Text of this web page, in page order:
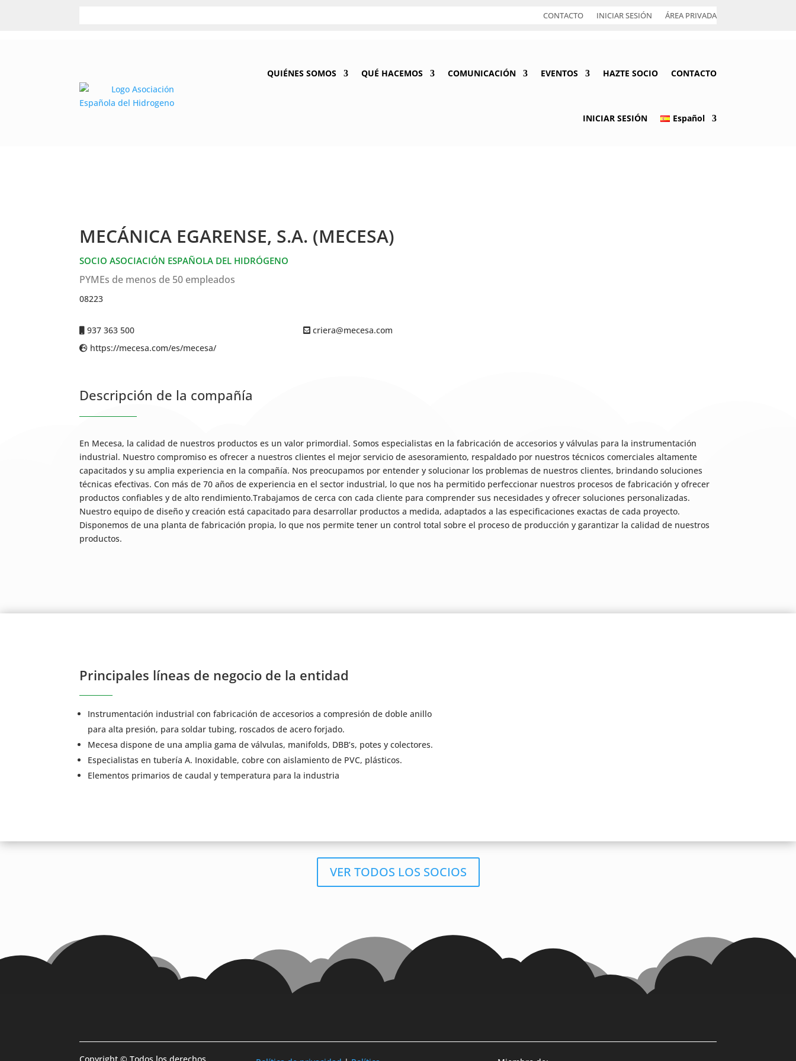
CONTACTO INICIAR SESIÓN ÁREA PRIVADA
QUIÉNES SOMOS QUÉ HACEMOS COMUNICACIÓN EVENTOS HAZTE SOCIO CONTACTO
INICIAR SESIÓN Español
MECÁNICA EGARENSE, S.A. (MECESA)
SOCIO ASOCIACIÓN ESPAÑOLA DEL HIDRÓGENO
PYMEs de menos de 50 empleados
08223
937 363 500
https://mecesa.com/es/mecesa/
criera@mecesa.com
Descripción de la compañía
En Mecesa, la calidad de nuestros productos es un valor primordial. Somos especialistas en la fabricación de accesorios y válvulas para la instrumentación
industrial. Nuestro compromiso es ofrecer a nuestros clientes el mejor servicio de asesoramiento, respaldado por nuestros técnicos comerciales altamente
capacitados y su amplia experiencia en la compañía. Nos preocupamos por entender y solucionar los problemas de nuestros clientes, brindando soluciones
técnicas efectivas. Con más de 70 años de experiencia en el sector industrial, lo que nos ha permitido perfeccionar nuestros procesos de fabricación y ofrecer
productos confiables y de alto rendimiento.Trabajamos de cerca con cada cliente para comprender sus necesidades y ofrecer soluciones personalizadas.
Nuestro equipo de diseño y creación está capacitado para desarrollar productos a medida, adaptados a las especificaciones exactas de cada proyecto.
Disponemos de una planta de fabricación propia, lo que nos permite tener un control total sobre el proceso de producción y garantizar la calidad de nuestros
productos.
Principales líneas de negocio de la entidad
Instrumentación industrial con fabricación de accesorios a compresión de doble anillo
para alta presión, para soldar tubing, roscados de acero forjado.
Mecesa dispone de una amplia gama de válvulas, manifolds, DBB’s, potes y colectores.
Especialistas en tubería A. Inoxidable, cobre con aislamiento de PVC, plásticos.
Elementos primarios de caudal y temperatura para la industria
VER TODOS LOS SOCIOS